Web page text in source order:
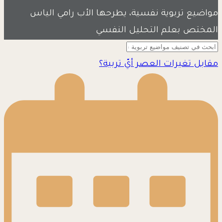
مواضيع تربوية نفسية، يطرحها الأب رامي الياس
المختص بعلم التحليل النفسي
مقابل تغيرات العصر أيّ تربية؟